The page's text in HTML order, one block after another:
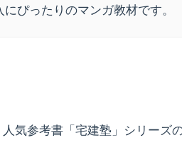
ぴったりのマンガ教材です。
人気参考書「宅建塾」シリーズ